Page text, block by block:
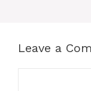
Leave a